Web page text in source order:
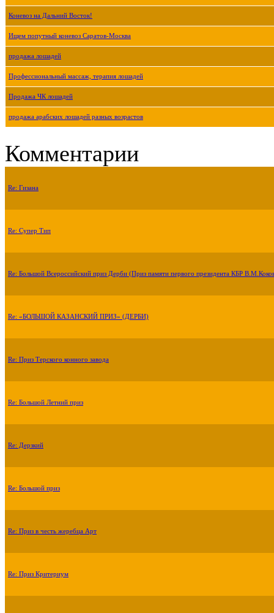
Коневоз на Дальний Восток!
Ищем попутный коневоз Саратов-Москва
продажа лошадей
Профессиональный массаж, терапия лошадей
Продажа ЧК лошадей
продажа арабских лошадей разных возрастов
Комментарии
Re: Гизана
Re: Супер Тип
Re: Большой Всероссийский приз Дерби (Приз памяти первого президента КБР
Re: «БОЛЬШОЙ КАЗАНСКИЙ ПРИЗ» (ДЕРБИ)
Re: Приз Терского конного завода
Re: Большой Летний приз
Re: Дерзкий
Re: Большой приз
Re: Приз в честь жеребца Арт
Re: Приз Критериум